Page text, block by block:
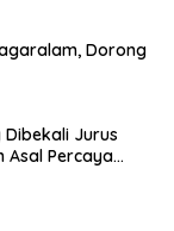
Dorong
Dibekali Jurus
Asal Percaya